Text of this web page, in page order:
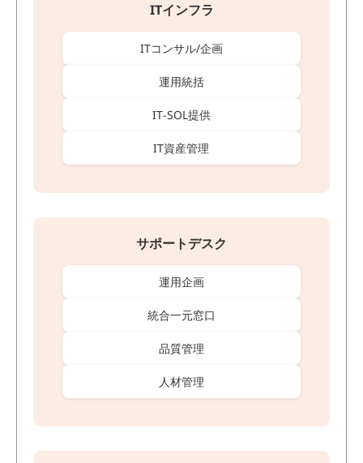
ITインフラ
ITコンサル/企画
運用統括
IT‐SOL提供
IT資産管理
サポートデスク
運用企画
統合一元窓口
品質管理
人材管理